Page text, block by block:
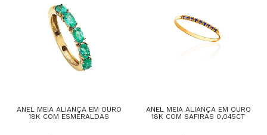
ANEL MEIA ALIANÇA EM OURO
18K COM ESMERALDAS
ANEL MEIA ALIANÇA EM OURO
18K COM SAFIRAS 0,045CT